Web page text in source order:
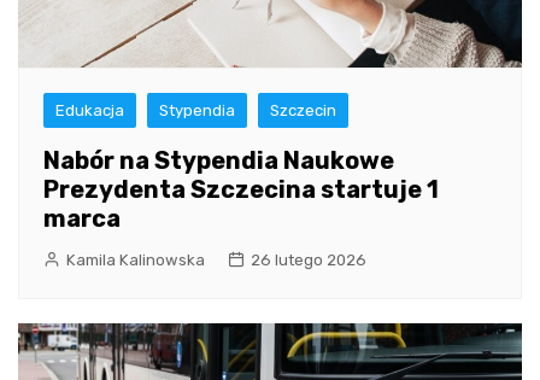
Edukacja Stypendia Szczecin
Nabór na Stypendia Naukowe
Prezydenta Szczecina startuje 1
marca
Kamila Kalinowska 26 lutego 2026